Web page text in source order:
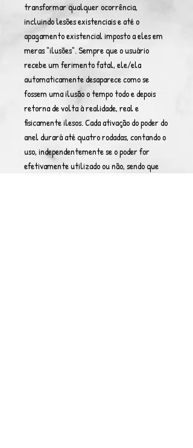
transformar qualquer ocorrência,
incluindo lesões existenciais e até o
apagamento existencial imposto a eles em
meras "ilusões". Sempre que o usuário
recebe um ferimento fatal, ele/ela
automaticamente desaparece como se
fossem uma ilusão o tempo todo e depois
retorna de volta à realidade, real e
fisicamente ilesos. Cada ativação do poder do
anel durará até quatro rodadas, contando o
uso, independentemente se o poder for
efetivamente utilizado ou não, sendo que